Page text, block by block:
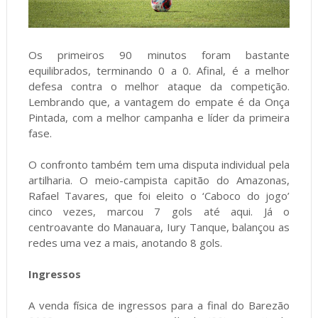
Os primeiros 90 minutos foram bastante
equilibrados, terminando 0 a 0. Afinal, é a melhor
defesa contra o melhor ataque da competição.
Lembrando que, a vantagem do empate é da Onça
Pintada, com a melhor campanha e líder da primeira
fase.
O confronto também tem uma disputa individual pela
artilharia. O meio-campista capitão do Amazonas,
Rafael Tavares, que foi eleito o ‘Caboco do jogo’
cinco vezes, marcou 7 gols até aqui. Já o
centroavante do Manauara, Iury Tanque, balançou as
redes uma vez a mais, anotando 8 gols.
Ingressos
A venda física de ingressos para a final do Barezão